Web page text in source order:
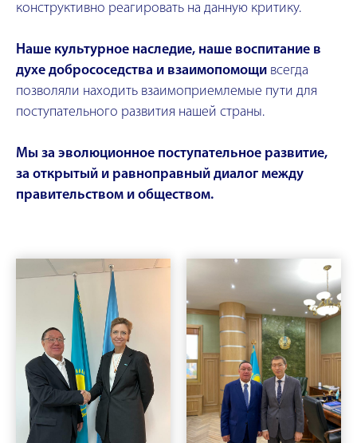
конструктивно реагировать на данную критику.
Наше культурное наследие, наше воспитание в
духе добрососедства и взаимопомощи всегда
позволяли находить взаимоприемлемые пути для
поступательного развития нашей страны.
Мы за эволюционное поступательное развитие,
за открытый и равноправный диалог между
правительством и обществом.